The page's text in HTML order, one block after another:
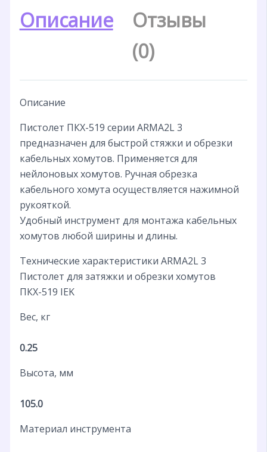
Описание
Отзывы
(0)
Описание
Пистолет ПКХ-519 серии ARMA2L 3
предназначен для быстрой стяжки и обрезки
кабельных хомутов. Применяется для
нейлоновых хомутов. Ручная обрезка
кабельного хомута осуществляется нажимной
рукояткой.
Удобный инструмент для монтажа кабельных
хомутов любой ширины и длины.
Технические характеристики ARMA2L 3
Пистолет для затяжки и обрезки хомутов
ПКХ-519 IEK
Вес, кг
0.25
Высота, мм
105.0
Материал инструмента